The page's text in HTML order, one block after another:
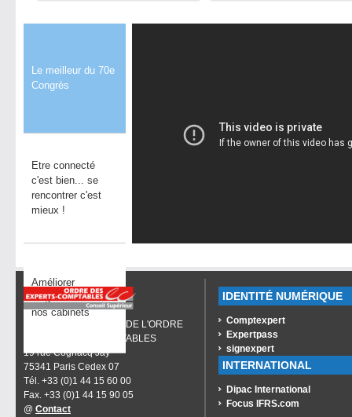
Le meilleur du 70e
Congrès
Etre connecté
c'est bien... se
rencontrer c'est
mieux !
Améliorer
l’organisation de
nos cabinets
CONSEIL SUPÉRIEUR DE L'ORDRE
DES EXPERTS-COMPTABLES
19 rue Cognacq Jay
75341 Paris Cedex 07
Tél. +33 (0)1 44 15 60 00
Fax. +33 (0)1 44 15 90 05
@ Contact
IDENTITÉ NUMÉRIQUE
Comptexpert
Expertpass
signexpert
INTERNATIONAL
Dipac International
Focus IFRS.com